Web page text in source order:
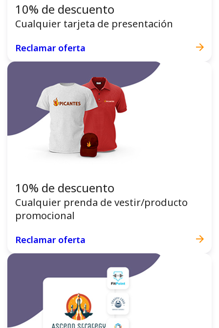
10% de descuento
Cualquier tarjeta de presentación
Reclamar oferta
10% de descuento
Cualquier prenda de vestir/producto
promocional
Reclamar oferta